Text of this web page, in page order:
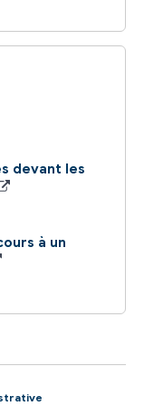
devant les
à un